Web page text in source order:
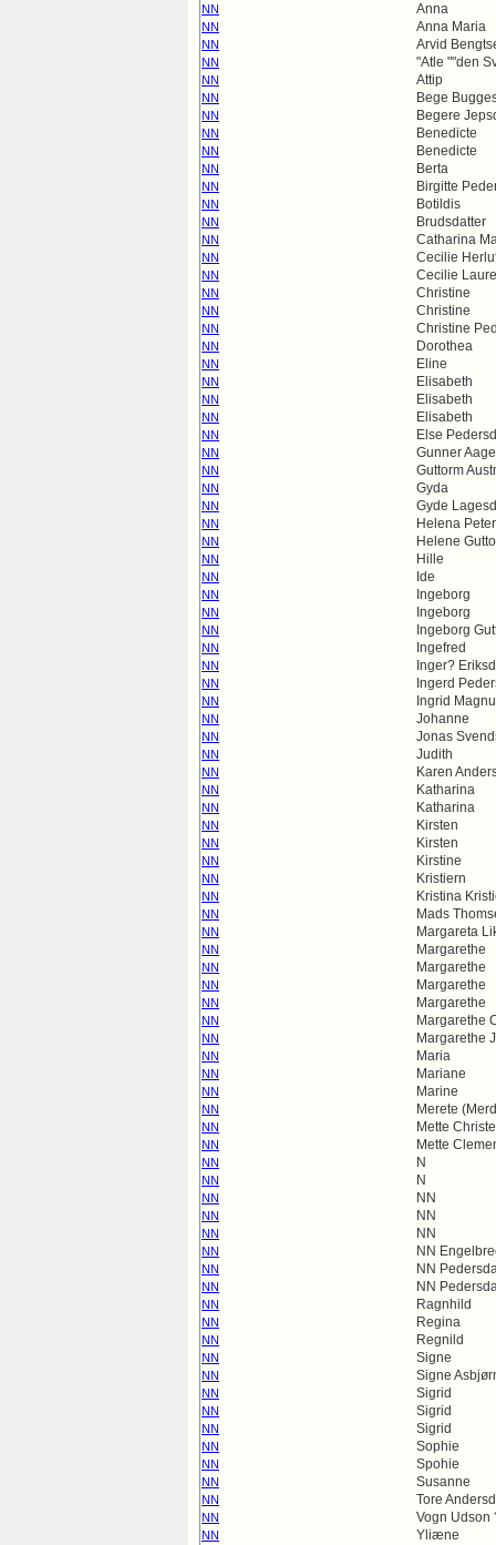
NN
Anna
NN Anna Maria
NN Arvid
NN "Atle ""den
NN Attip
NN Bege
NN Begere
NN Benedicte
NN Benedicte
NN Berta
NN Birgitte
NN Botildis
NN Brudsdatter
NN Catharina
NN Cecilie
NN Cecilie
NN Christine
NN Christine
NN Christine
NN Dorothea
NN Eline
NN Elisabeth
NN Elisabeth
NN Elisabeth
NN Else
NN Gunner
NN Guttorm
NN Gyda
NN Gyde
NN Helena
NN Helene
NN Hille
NN Ide
NN Ingeborg
NN Ingeborg
NN Ingeborg
NN Ingefred
NN Inger?
NN Ingerd
NN Ingrid
NN Johanne
NN Jonas
NN Judith
NN Karen
NN Katharina
NN Katharina
NN Kirsten
NN Kirsten
NN Kirstine
NN Kristiern
NN Kristina
NN Mads
NN Margareta
NN Margarethe
NN Margarethe
NN Margarethe
NN Margarethe
NN Margarethe
NN Margarethe
NN Maria
NN Mariane
NN Marine
NN Merete
NN Mette
NN Mette
NN N
NN N
NN NN
NN NN
NN NN
NN NN
NN NN
NN NN
NN Ragnhild
NN Regina
NN Regnild
NN Signe
NN Signe
NN Sigrid
NN Sigrid
NN Sigrid
NN Sophie
NN Spohie
NN Susanne
NN Tore
NN Vogn Udson
NN Yliæne